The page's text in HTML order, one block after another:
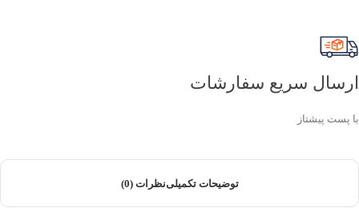
ارسال سریع سفارشات
با پست پیشتاز
توضیحات تکمیلینظرات (0)